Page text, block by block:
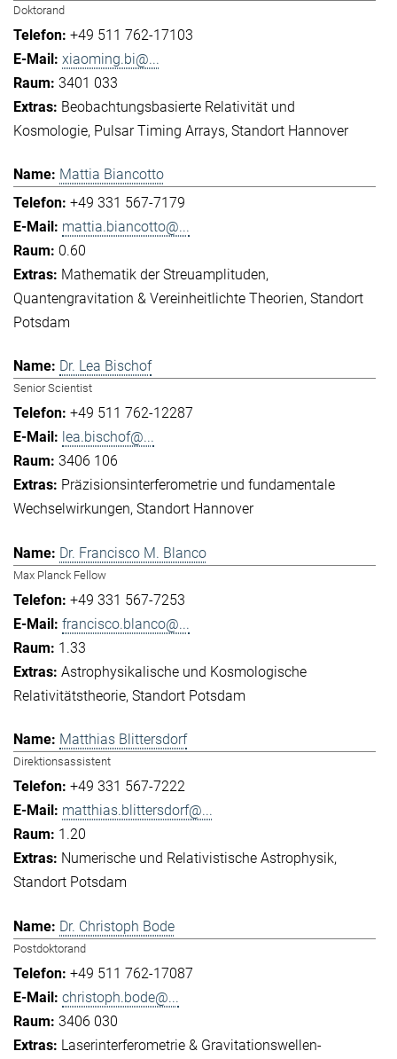
Doktorand
+49 511 762-17103
xiaoming.bi@...
3401 033
Beobachtungsbasierte Relativität und
Kosmologie Pulsar Timing Arrays Standort Hannover
Mattia Biancotto
+49 331 567-7179
mattia.biancotto@...
0.60
Mathematik der Streuamplituden
Quantengravitation & Vereinheitlichte Theorien Standort
Potsdam
Dr. Lea Bischof
Senior Scientist
+49 511 762-12287
lea.bischof@...
3406 106
Präzisionsinterferometrie und fundamentale
Wechselwirkungen Standort Hannover
Dr. Francisco M. Blanco
Max Planck Fellow
+49 331 567-7253
francisco.blanco@...
1.33
Astrophysikalische und Kosmologische
Relativitätstheorie Standort Potsdam
Matthias Blittersdorf
Direktionsassistent
+49 331 567-7222
matthias.blittersdorf@...
1.20
Numerische und Relativistische Astrophysik
Standort Potsdam
Dr. Christoph Bode
Postdoktorand
+49 511 762-17087
christoph.bode@...
3406 030
Laserinterferometrie & Gravitationswellen-